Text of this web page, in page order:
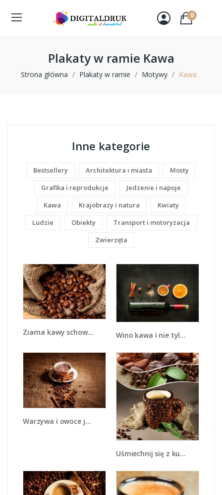
0
Plakaty w ramie Kawa
Strona główna Plakaty w ramie Motywy Kawa
Inne kategorie
Bestsellery Architektura i miasta
Mosty
Grafika i reprodukcje
Jedzenie i napoje
Kawa
Krajobrazy i natura
Kwiaty
Ludzie
Obiekty
Transport i motoryzacja
Zwierzęta
Ziarna kawy schowane w ciemnym worku - JN660 Wino kawa i nie tylko - JN583
Warzywa i owoce jesienią - JN711
Uśmiechnij się z kubkiem kawy - JN612